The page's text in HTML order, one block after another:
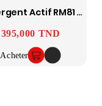
Détergent Actif RM81 - KARCHER
Prix
395,000 TND
Acheter